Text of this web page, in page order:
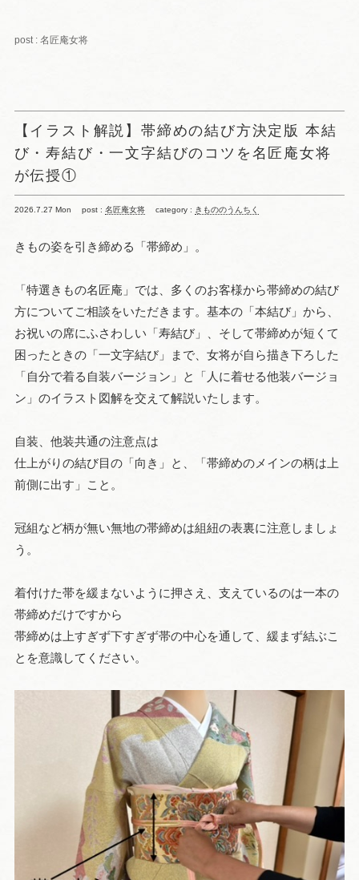
post : 名匠庵女将
【イラスト解説】帯締めの結び方決定版 本結
び・寿結び・一文字結びのコツを名匠庵女将
が伝授①
2026.7.27 Mon post : 名匠庵女将 category : きもののうんちく
きもの姿を引き締める「帯締め」。
「特選きもの名匠庵」では、多くのお客様から帯締めの結び
方についてご相談をいただきます。基本の「本結び」から、
お祝いの席にふさわしい「寿結び」、そして帯締めが短くて
困ったときの「一文字結び」まで、女将が自ら描き下ろした
「自分で着る自装バージョン」と「人に着せる他装バージョ
ン」のイラスト図解を交えて解説いたします。
自装、他装共通の注意点は
仕上がりの結び目の「向き」と、「帯締めのメインの柄は上
前側に出す」こと。
冠組など柄が無い無地の帯締めは組紐の表裏に注意しましょ
う。
着付けた帯を緩まないように押さえ、支えているのは一本の
帯締めだけですから
帯締めは上すぎず下すぎず帯の中心を通して、緩まず結ぶこ
とを意識してください。